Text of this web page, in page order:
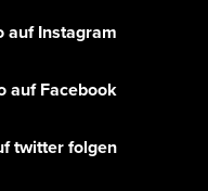
auf Instagram
auf Facebook
twitter folgen